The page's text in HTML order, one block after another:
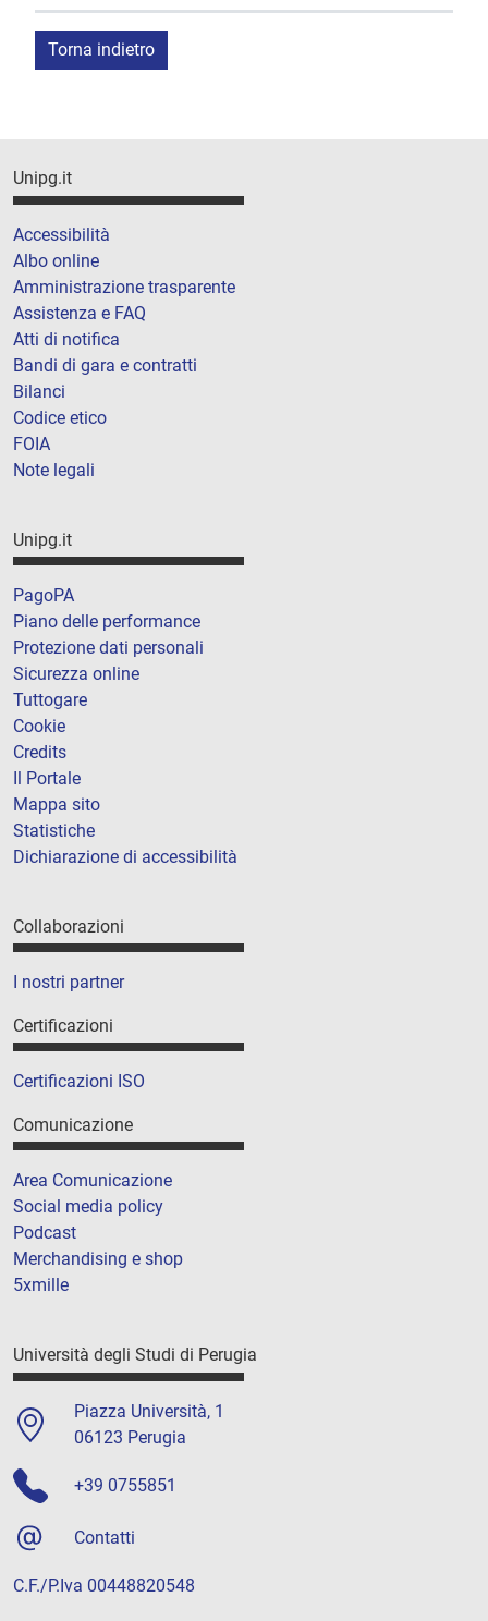
Torna indietro
Unipg.it
Accessibilità
Albo online
Amministrazione trasparente
Assistenza e FAQ
Atti di notifica
Bandi di gara e contratti
Bilanci
Codice etico
FOIA
Note legali
Unipg.it
PagoPA
Piano delle performance
Protezione dati personali
Sicurezza online
Tuttogare
Cookie
Credits
Il Portale
Mappa sito
Statistiche
Dichiarazione di accessibilità
Collaborazioni
I nostri partner
Certificazioni
Certificazioni ISO
Comunicazione
Area Comunicazione
Social media policy
Podcast
Merchandising e shop
5xmille
Università degli Studi di Perugia
Piazza Università, 1
06123 Perugia
+39 0755851
Contatti
C.F./P.Iva 00448820548